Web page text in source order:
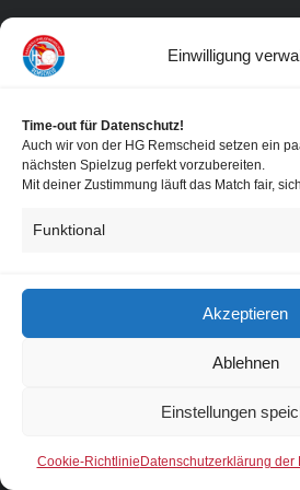
Einwilligung
Time-out für Datenschutz!
Auch wir von der HG Remscheid setzen ein
nächsten Spielzug perfekt vorzubereiten.
Mit deiner Zustimmung läuft das Match fair,
Funktional
Akzeptieren
Ablehnen
Einstellungen
Cookie-Richtlinie Datenschutzerklärung der
HRW